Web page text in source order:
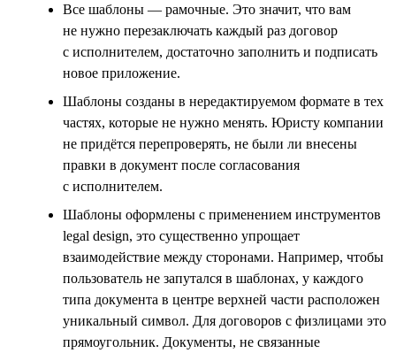
Все шаблоны — рамочные. Это значит, что вам
не нужно перезаключать каждый раз договор
с исполнителем, достаточно заполнить и подписать
новое приложение.
Шаблоны созданы в нередактируемом формате в тех
частях, которые не нужно менять. Юристу компании
не придётся перепроверять, не были ли внесены
правки в документ после согласования
с исполнителем.
Шаблоны оформлены с применением инструментов
legal design, это существенно упрощает
взаимодействие между сторонами. Например, чтобы
пользователь не запутался в шаблонах, у каждого
типа документа в центре верхней части расположен
уникальный символ. Для договоров с физлицами это
прямоугольник. Документы, не связанные